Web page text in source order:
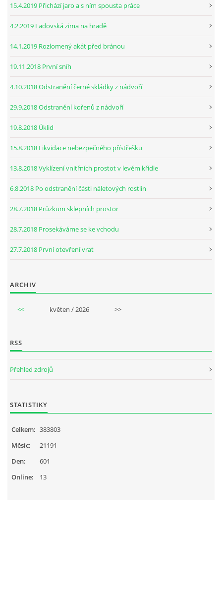
15.4.2019 Přichází jaro a s ním spousta práce
4.2.2019 Ladovská zima na hradě
14.1.2019 Rozlomený akát před bránou
19.11.2018 První sníh
4.10.2018 Odstranění černé skládky z nádvoří
29.9.2018 Odstranění kořenů z nádvoří
19.8.2018 Úklid
15.8.2018 Likvidace nebezpečného přístřešku
13.8.2018 Vyklízení vnitřních prostot v levém křídle
6.8.2018 Po odstranění části náletových rostlin
28.7.2018 Průzkum sklepních prostor
28.7.2018 Prosekáváme se ke vchodu
27.7.2018 První otevření vrat
ARCHIV
<< květen / 2026 >>
RSS
Přehled zdrojů
STATISTIKY
Online: 13
Celkem: 383803
Měsíc:
21191
Den:
601